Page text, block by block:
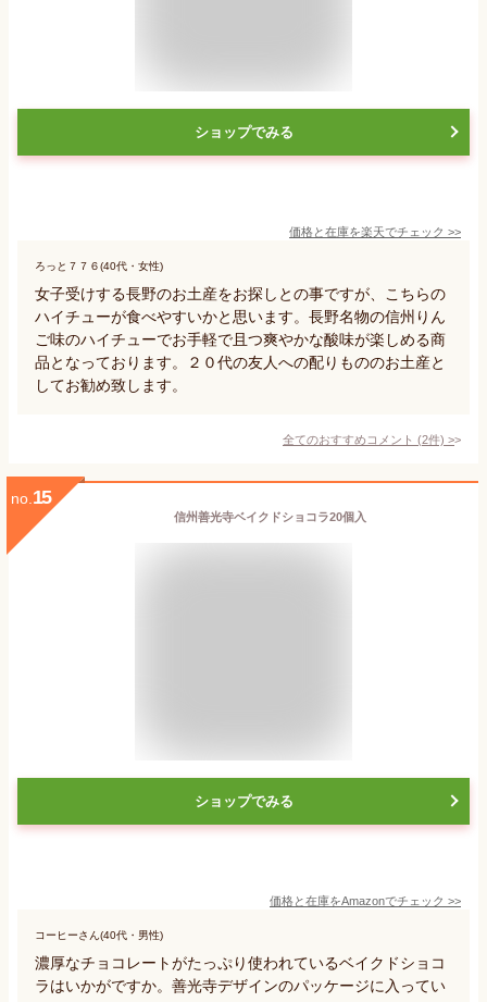
ショップでみる
価格と在庫を楽天でチェック >>
ろっと７７６(40代・女性)
女子受けする長野のお土産をお探しとの事ですが、こちらの
ハイチューが食べやすいかと思います。長野名物の信州りん
ご味のハイチューでお手軽で且つ爽やかな酸味が楽しめる商
品となっております。２０代の友人への配りもののお土産と
してお勧め致します。
全てのおすすめコメント (2件) >
no. 15
信州善光寺ベイクドショコラ20個入
ショップでみる
価格と在庫をAmazonでチェック >>
コーヒーさん(40代・男性)
濃厚なチョコレートがたっぷり使われているベイクドショコ
ラはいかがですか。善光寺デザインのパッケージに入ってい